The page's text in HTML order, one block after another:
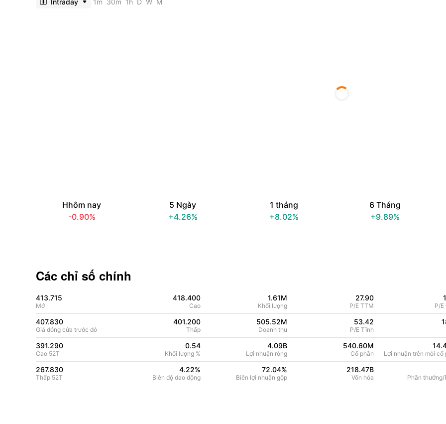
Hhôm nay
-0.90%
5 Ngày
+4.26%
1 tháng
+8.02%
6 Tháng
+9.89%
Các chỉ số chính
413.715
Mở
418.400
Cao
1.61M
Khối lượng
27.90
P/E TTM P/
407.830
Giá đóng cửa trước đó
401.200
Thấp
505.52M
Doanh thu
53.42
P/E Tĩnh
391.290
Cao 52T
0.54
Khối lượng %
4.09B
Lợi nhuận ròng
540.60M
Cổ phần Lợi nhuận trên mỗi cổ
267.830
Thấp 52T
4.22%
Biên độ dao động
72.04%
Biên lợi nhuận gộp
218.47B
Vốn hóa Phần thưởng/